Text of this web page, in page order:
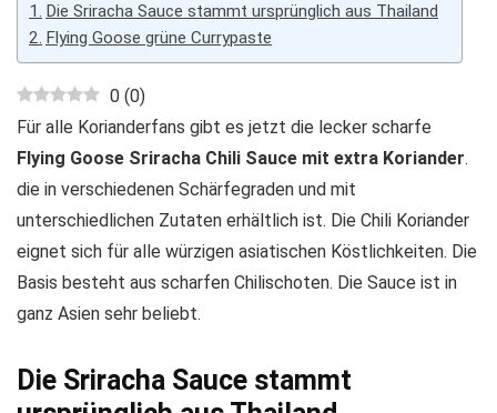
Die Sriracha Sauce stammt ursprünglich aus Thailand
Flying Goose grüne Currypaste
0 (0)
Für alle Korianderfans gibt es jetzt die lecker scharfe
Flying Goose Sriracha Chili Sauce mit extra Koriander.
die in verschiedenen Schärfegraden und mit
unterschiedlichen Zutaten erhältlich ist. Die Chili Koriander
eignet sich für alle würzigen asiatischen Köstlichkeiten. Die
Basis besteht aus scharfen Chilischoten. Die Sauce ist in
ganz Asien sehr beliebt.
Die Sriracha Sauce stammt